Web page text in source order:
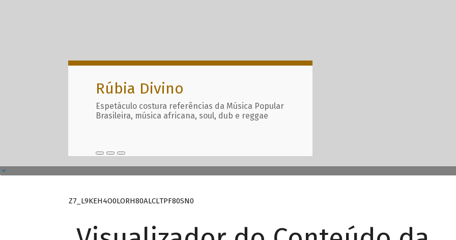
Rúbia Divino
Espetáculo costura referências da Música Popular
Brasileira, música africana, soul, dub e reggae
Z7_L9KEH4O0LORH80ALCLTPF80SN0